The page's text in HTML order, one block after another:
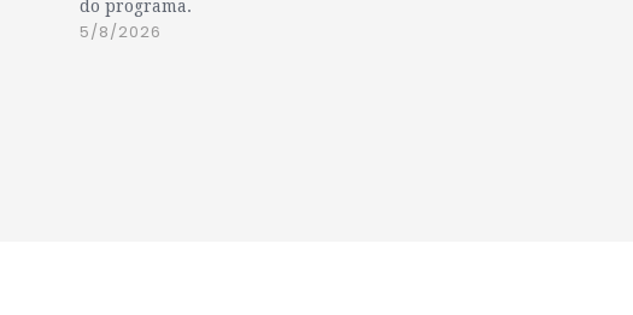
do programa.
5/8/2026